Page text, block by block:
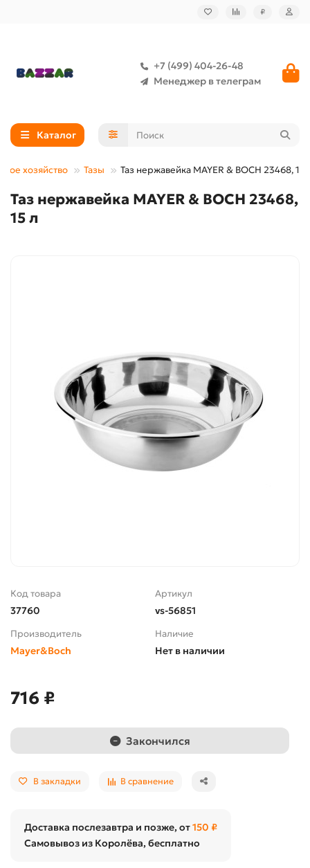
₽
+7 (499) 404-26-48
Менеджер в телеграм
Каталог
хозяйство Тазы Таз нержавейка MAYER & BOCH 23468, 15
Таз нержавейка MAYER & BOCH 23468,
15 л
Код товара
37760
Артикул
vs-56851
Производитель
Mayer&Boch
Наличие
Нет в наличии
716 ₽
Закончился
В закладки В сравнение
Доставка послезавтра и позже, от150 ₽
Самовывоз из Королёва, бесплатно